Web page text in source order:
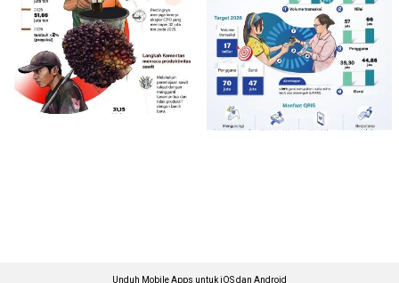
Unduh Mobile Apps untuk iOS dan Android